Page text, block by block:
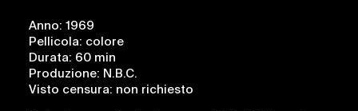
Anno: 1969
Pellicola: colore
Durata: 60 min
Produzione: N.B.C.
Visto censura: non richiesto